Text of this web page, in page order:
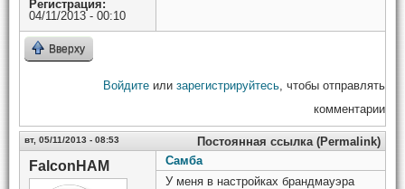
Регистрация:
04/11/2013 - 00:10
Вверху
Войдите или зарегистрируйтесь, чтобы отправлять
комментарии
вт, 05/11/2013 - 08:53 Постоянная ссылка (Permalink)
FalconHAM
Самба
У меня в настройках брандмауэра